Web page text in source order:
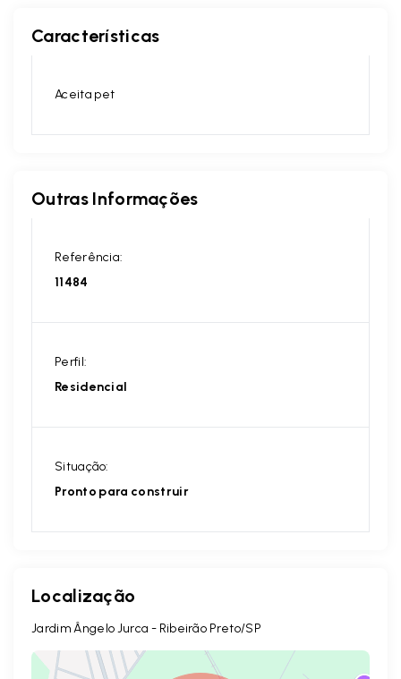
Características
Aceita pet
Outras Informações
Referência:
11484
Perfil:
Residencial
Situação:
Pronto para construir
Localização
Jardim Ângelo Jurca - Ribeirão Preto/SP